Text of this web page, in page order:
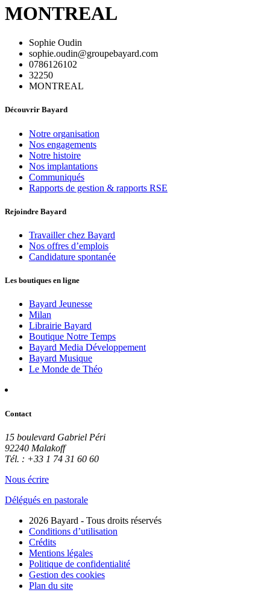
MONTREAL
Sophie Oudin
sophie.oudin@groupebayard.com
0786126102
32250
MONTREAL
Découvrir Bayard
Notre organisation
Nos engagements
Notre histoire
Nos implantations
Communiqués
Rapports de gestion & rapports RSE
Rejoindre Bayard
Travailler chez Bayard
Nos offres d’emplois
Candidature spontanée
Les boutiques en ligne
Bayard Jeunesse
Milan
Librairie Bayard
Boutique Notre Temps
Bayard Media Développement
Bayard Musique
Le Monde de Théo
Contact
15 boulevard Gabriel Péri
92240 Malakoff
Tél. : +33 1 74 31 60 60
Nous écrire
Délégués en pastorale
2026 Bayard - Tous droits réservés
Conditions d’utilisation
Crédits
Mentions légales
Politique de confidentialité
Gestion des cookies
Plan du site